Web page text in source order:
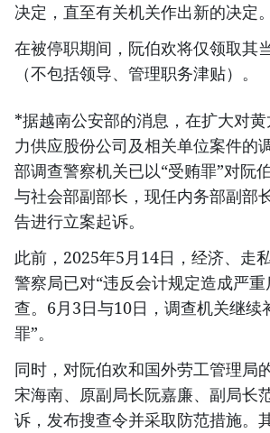
决定，直至有关机关作出新的决定。
在被停职期间，阮伯欢将仅领取其
（不包括领导、管理职务津贴）。
*据越南公安部的消息，在扩大对
力供应股份公司及相关单位案件的
部调查警察机关已以“受贿罪”对阮
与社会部副部长，现任内务部副部
告进行立案起诉。
此前，2025年5月14日，经济、走
警察局已对“违反会计规定造成严
查。6月3日与10日，调查机关继续
罪”。
同时，对阮伯欢和国外劳工管理局
宋海南、原副局长阮嘉廉、副局长
诉，发布搜查令并采取防范措施。